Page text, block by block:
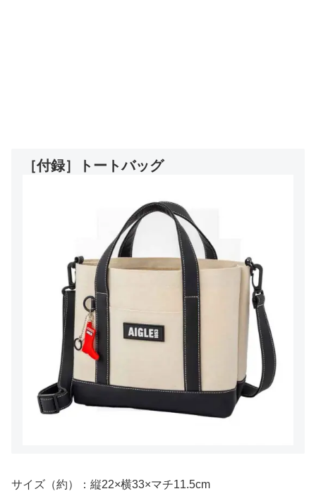
［付録］トートバッグ
サイズ（約）：縦22×横33×マチ11.5cm